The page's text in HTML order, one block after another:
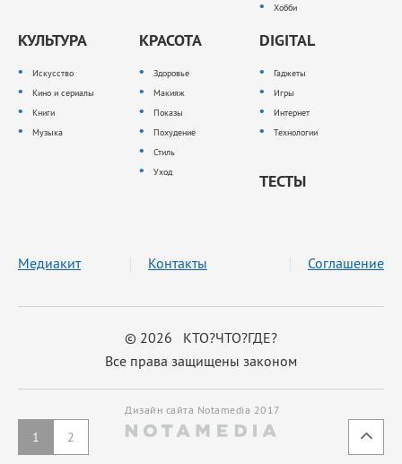
1 2
Хобби
КУЛЬТУРА
Искусство
Кино и сериалы
Книги
Музыка
КРАСОТА
Здоровье
Макияж
Показы
Похудение
Стиль
Уход
DIGITAL
Гаджеты
Игры
Интернет
Технологии
ТЕСТЫ
© 2026 КТО?ЧТО?ГДЕ?
Все права защищены законом
Медиакит Контакты Соглашение
Дизайн сайта Notamedia 2017